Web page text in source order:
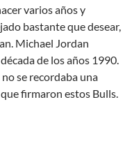
varios años y
bastante que desear,
Michael Jordan
de los años 1990.
se recordaba una
firmaron estos Bulls.